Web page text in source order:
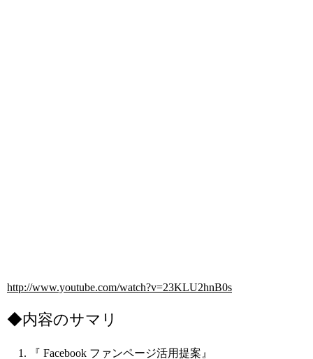
http://www.youtube.com/watch?v=23KLU2hnB0s
◆内容のサマリ
『 Facebook ファンページ活用提案』